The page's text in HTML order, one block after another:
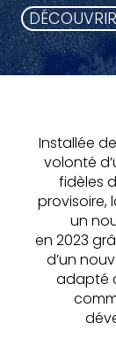
Installée
volonté
fidèles
provisoire,
un
en 2023
d’un
adapté